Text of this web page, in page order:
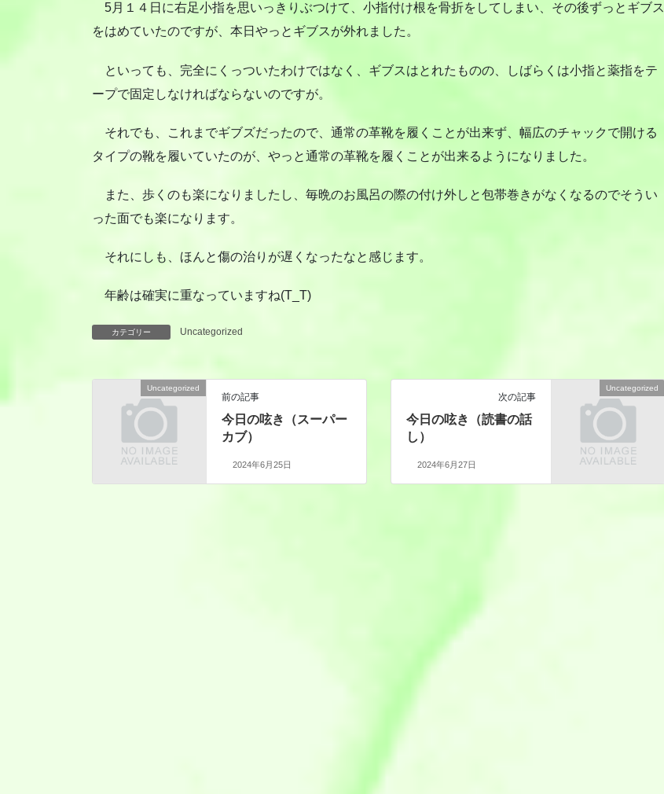
5月１４日に右足小指を思いっきりぶつけて、小指付け根を骨折をしてしまい、その後ずっとギブス
をはめていたのですが、本日やっとギブスが外れました。
といっても、完全にくっついたわけではなく、ギブスはとれたものの、しばらくは小指と薬指をテ
ープで固定しなければならないのですが。
それでも、これまでギブズだったので、通常の革靴を履くことが出来ず、幅広のチャックで開ける
タイプの靴を履いていたのが、やっと通常の革靴を履くことが出来るようになりました。
また、歩くのも楽になりましたし、毎晩のお風呂の際の付け外しと包帯巻きがなくなるのでそうい
った面でも楽になります。
それにしも、ほんと傷の治りが遅くなったなと感じます。
年齢は確実に重なっていますね(T_T)
カテゴリー Uncategorized
Uncategorized
前の記事
今日の呟き（スーパー
カブ）
2024年6月25日
Uncategorized
次の記事
今日の呟き（読書の話
し）
2024年6月27日